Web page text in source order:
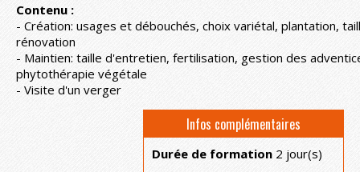
Contenu :
- Création: usages et débouchés, choix variétal, plantation,
rénovation
- Maintien: taille d'entretien, fertilisation, gestion des
phytothérapie végétale
- Visite d'un verger
Infos complémentaires
Durée de formation 2 jour(s)